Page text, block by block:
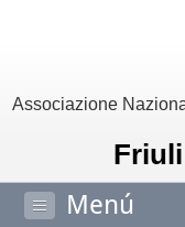
Associazione
Menú